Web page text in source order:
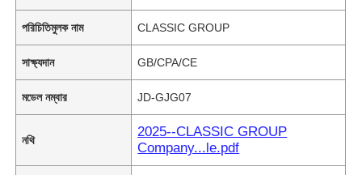
পরিচিতিমুলক নাম CLASSIC GROUP
সাক্ষ্যদান GB/CPA/CE
মডেল নম্বার JD-GJG07
নথি
2025--CLASSIC GROUP
Company...le.pdf